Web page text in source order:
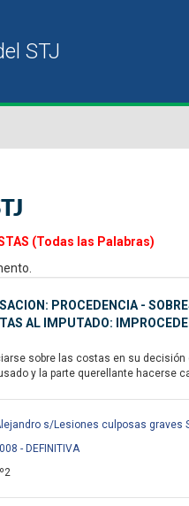
(Todas las Palabras)
PROCEDENCIA -
AL IMPUTADO:
sobre las costas en su
y la parte querellante hacerse
s/Lesiones culposas graves
- DEFINITIVA